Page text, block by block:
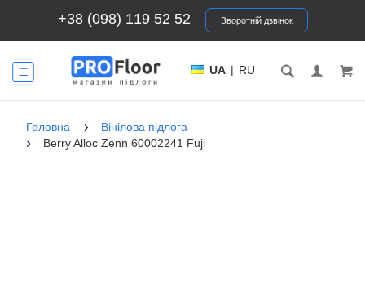
+38 (098) 119 52 52 Зворотній дзвінок
UA | RU
Головна
Вінілова підлога
Berry Alloc Zenn 60002241 Fuji